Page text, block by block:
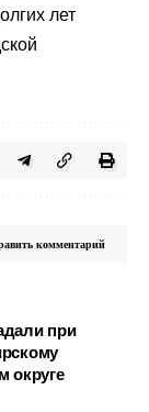
лет
комментарий
при
округе